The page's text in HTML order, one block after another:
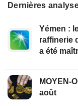
Dernières
Yémen :
raffinerie
a été
MOYEN-
août